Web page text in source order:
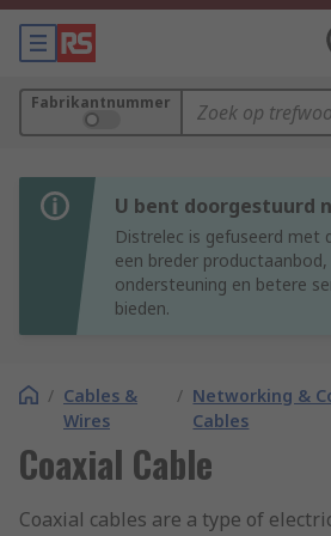
Fabrikantnummer
U bent doorgestuurd
Distrelec is gefuseerd met
een breder
ondersteuning en betere
bieden.
/ Cables &
Wires
/ Networking &
Cables
Coaxial Cable
Coaxial cables are a type of